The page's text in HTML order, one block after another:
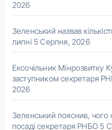
2026
Зеленський назвав
липні 5 Серпня, 2026
Ексочільник Мінрозвитку
заступником секретаря
2026
Зеленський пояснив, чого
посаді секретаря РНБО 5